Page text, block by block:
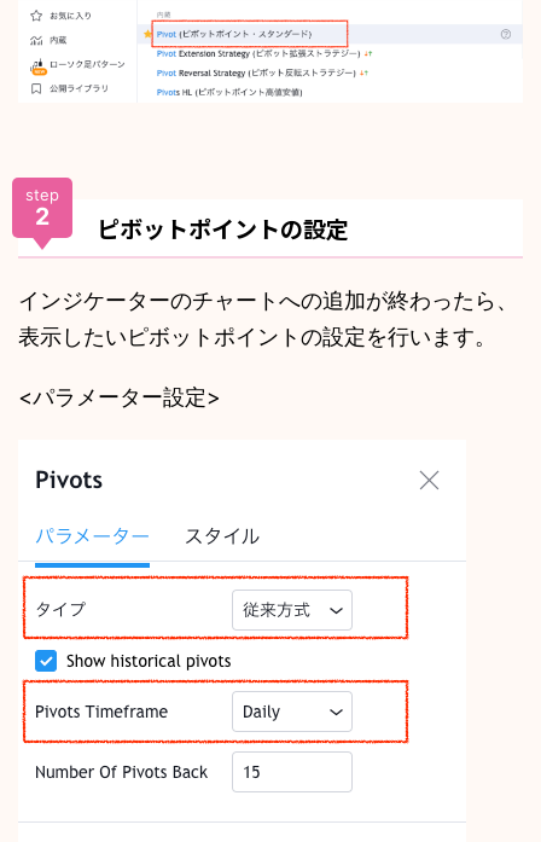
step
2 ピボットポイントの設定
インジケーターのチャートへの追加が終わったら、
表示したいピボットポイントの設定を行います。
<パラメーター設定>